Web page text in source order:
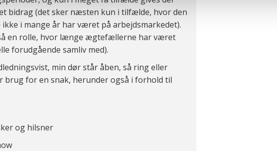
ikke accepterer cookies eller tilbagetrækker et samtykke. Du kan læse
dine personoplysninger i forbindelse hermed i både vores
bidrag (det sker næsten kun i tilfælde, hvor den
i mange år har været på arbejdsmarkedet).
en rolle, hvor længe ægtefællerne har været
forudgående samliv med).
min dør står åben, så ring eller
brug for en snak, herunder også i forhold til
og hilsner